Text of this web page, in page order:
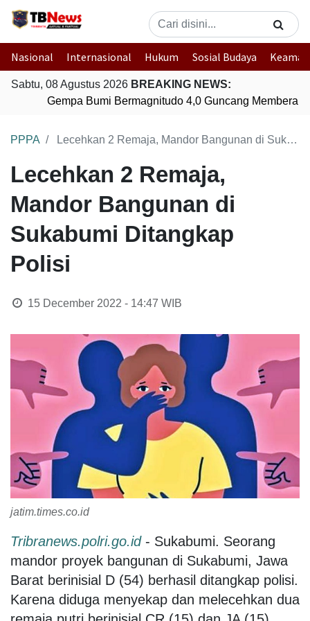
Nasional Internasional Hukum Sosial Budaya
Sabtu, 08 Agustus 2026 BREAKING NEWS:
Gempa Bumi Bermagnitudo 4,0 Guncang
PPPA Lecehkan 2 Remaja, Mandor Bangunan di Sukabumi Ditangkap Polisi
Lecehkan 2 Remaja,
Mandor Bangunan di
Sukabumi Ditangkap
Polisi
15 December 2022 - 14:47 WIB
jatim.times.co.id
Tribranews.polri.go.id- Sukabumi. Seorang
mandor proyek bangunan di Sukabumi, Jawa
Barat berinisial D (54) berhasil ditangkap polisi.
Karena diduga menyekap dan melecehkan dua